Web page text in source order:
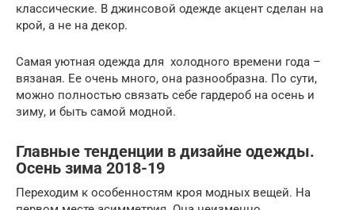
классические. В джинсовой одежде акцент сделан на
крой, а не на декор.
Самая уютная одежда для холодного времени года –
вязаная. Ее очень много, она разнообразна. По сути,
можно полностью связать себе гардероб на осень и
зиму, и быть самой модной.
Главные тенденции в дизайне одежды.
Осень зима 2018-19
Переходим к особенностям кроя модных вещей. На